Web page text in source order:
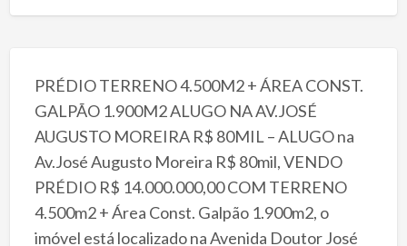
PRÉDIO TERRENO 4.500M2 + ÁREA CONST.
GALPÃO 1.900M2 ALUGO NA AV.JOSÉ
AUGUSTO MOREIRA R$ 80MIL – ALUGO na
Av.José Augusto Moreira R$ 80mil, VENDO
PRÉDIO R$ 14.000.000,00 COM TERRENO
4.500m2 + Área Const. Galpão 1.900m2, o
imóvel está localizado na Avenida Doutor José